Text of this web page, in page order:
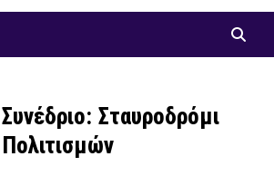
Σταυροδρόμι